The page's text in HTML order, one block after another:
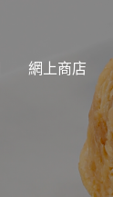
網上商店